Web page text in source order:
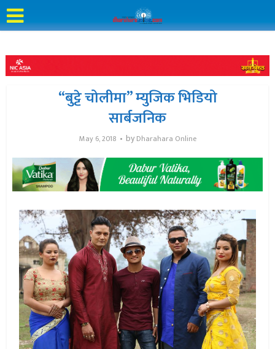
“बुट्टे चोलीमा” म्युजिक भिडियो
सार्बजनिक
May 6, 2018 by Dharahara Online